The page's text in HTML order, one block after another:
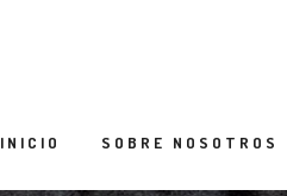
INICIO SOBRE NOSOTROS